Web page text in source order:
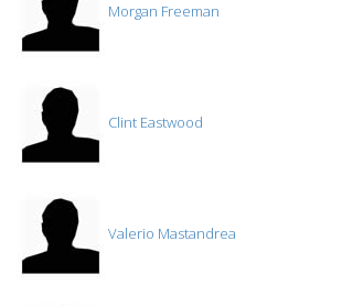
Morgan Freeman
Clint Eastwood
Valerio Mastandrea